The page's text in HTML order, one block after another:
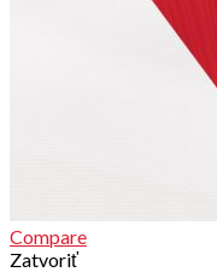
Compare
Zatvoriť